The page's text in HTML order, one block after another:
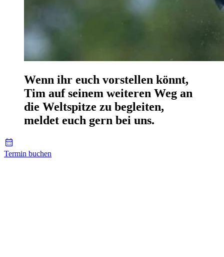
Wenn ihr euch vorstellen könnt,
Tim auf seinem weiteren Weg an
die Weltspitze zu begleiten,
meldet euch gern bei uns.
Termin buchen